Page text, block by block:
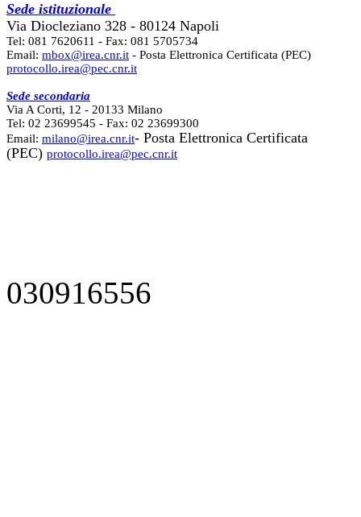
Sede istituzionale
Via Diocleziano 328 - 80124 Napoli
Tel: 081 7620611 - Fax: 081 5705734
Email: mbox@irea.cnr.it - Posta Elettronica Certificata (PEC)
protocollo.irea@pec.cnr.it
Sede secondaria
Via A Corti, 12 - 20133 Milano
Tel: 02 23699545 - Fax: 02 23699300
Email: milano@irea.cnr.it- Posta Elettronica Certificata
(PEC) protocollo.irea@pec.cnr.it
030916556